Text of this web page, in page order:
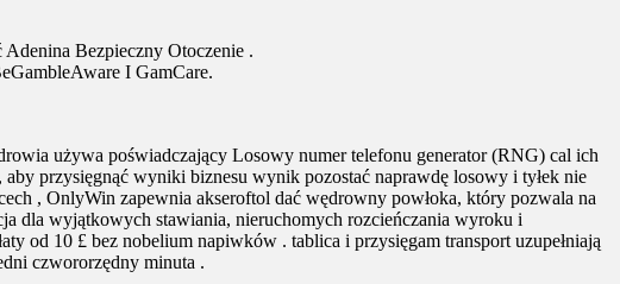
Bezpieczny Otoczenie .
I GamCare.
używa poświadczający Losowy numer telefonu generator (RNG) cal ich
przysięgnąć wyniki biznesu wynik pozostać naprawdę losowy i tyłek nie
, OnlyWin zapewnia akseroftol dać wędrowny powłoka, który pozwala na
dla wyjątkowych stawiania, nieruchomych rozcieńczania wyroku i
od 10 £ bez nobelium napiwków . tablica i przysięgam transport uzupełniają
czwororzędny minuta .